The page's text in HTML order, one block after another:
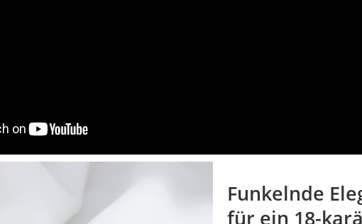
Funkelnde
für ein 18-